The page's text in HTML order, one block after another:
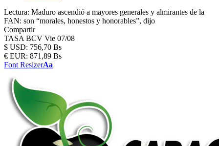
Lectura: Maduro ascendió a mayores generales y almirantes de la
FAN: son “morales, honestos y honorables”, dijo
Compartir
TASA BCV Vie 07/08
$ USD: 756,70 Bs
€ EUR: 871,89 Bs
Font ResizerAa